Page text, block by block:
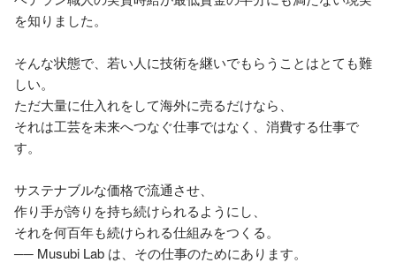
を知りました。
そんな状態で、若い人に技術を継いでもらうことはとても難
しい。
ただ大量に仕入れをして海外に売るだけなら、
それは工芸を未来へつなぐ仕事ではなく、消費する仕事で
す。
サステナブルな価格で流通させ、
作り手が誇りを持ち続けられるようにし、
それを何百年も続けられる仕組みをつくる。
── Musubi Lab は、その仕事のためにあります。